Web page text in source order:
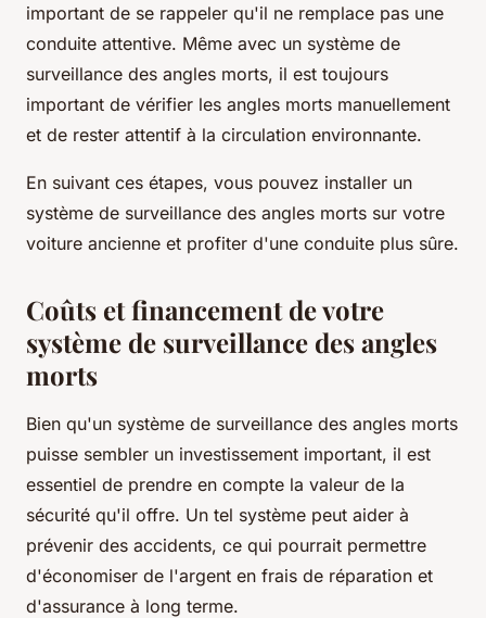
important de se rappeler qu'il ne remplace pas une
conduite attentive. Même avec un système de
surveillance des angles morts, il est toujours
important de vérifier les angles morts manuellement
et de rester attentif à la circulation environnante.
En suivant ces étapes, vous pouvez installer un
système de surveillance des angles morts sur votre
voiture ancienne et profiter d'une conduite plus sûre.
Coûts et financement de votre
système de surveillance des angles
morts
Bien qu'un système de surveillance des angles morts
puisse sembler un investissement important, il est
essentiel de prendre en compte la valeur de la
sécurité qu'il offre. Un tel système peut aider à
prévenir des accidents, ce qui pourrait permettre
d'économiser de l'argent en frais de réparation et
d'assurance à long terme.